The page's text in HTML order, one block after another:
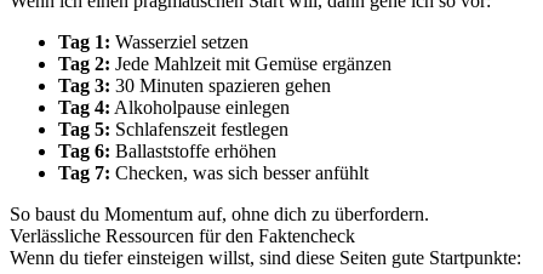
Tag 1: Wasserziel setzen
Tag 2: Jede Mahlzeit mit Gemüse ergänzen
Tag 3: 30 Minuten spazieren gehen
Tag 4: Alkoholpause einlegen
Tag 5: Schlafenszeit festlegen
Tag 6: Ballaststoffe erhöhen
Tag 7: Checken, was sich besser anfühlt
So baust du Momentum auf, ohne dich zu überfordern.
Verlässliche Ressourcen für den Faktencheck
Wenn du tiefer einsteigen willst, sind diese Seiten gute Startpunkte: